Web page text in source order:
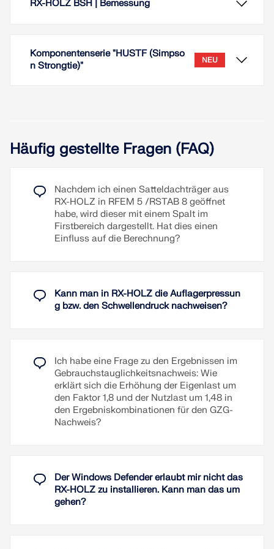
Bemessung folgender Trägerarten:
Parallelträger
Bogenträger
Satteldachträger mit geneigtem Untergurt
und konstanter Höhe
RX-HOLZ BSH | Bemessung
Im Modul RX-HOLZ BSH können folgende
Einstellungen zur Berechnung vorgenommen
werden:
Durchzuführende Nachweise:
Auswahl der Nachweise, die geführt werden
oder nicht
Anpassung der empfohlenen Grenzwerte für
nach dem vereinfachten Verfahren
(wahlweise für F 30-B, F 60-B, F 90-B und
benutzerdefiniert)
Ermittlung des Kippmomentes für
Gabellagerung
Veränderung der Trägerhöhe
Veränderung der Ansichtsfläche des Trägers
Querschnittsbreite
Komponentenserie "HUSTF (Simpso
n Strongtie)"
NEU
Komponentenserie ist mit der US-amerikanischen
Norm ICC-ES kompatibel.
Häufig gestellte Fragen (FAQ)
Nachdem ich einen Satteldachträger aus
RX-HOLZ in RFEM 5 /RSTAB 8 geöffnet
habe, wird dieser mit einem Spalt im
Firstbereich dargestellt. Hat dies einen
Einfluss auf die Berechnung?
Kann man in RX-HOLZ die Auflagerpressun
g bzw. den Schwellendruck nachweisen?
Ich habe eine Frage zu den Ergebnissen im
Gebrauchstauglichkeitsnachweis: Wie
erklärt sich die Erhöhung der Eigenlast um
den Faktor 1,8 und der Nutzlast um 1,48 in
den Ergebniskombinationen für den GZG-
Nachweis?
Der Windows Defender erlaubt mir nicht das
RX-HOLZ zu installieren. Kann man das um
gehen?